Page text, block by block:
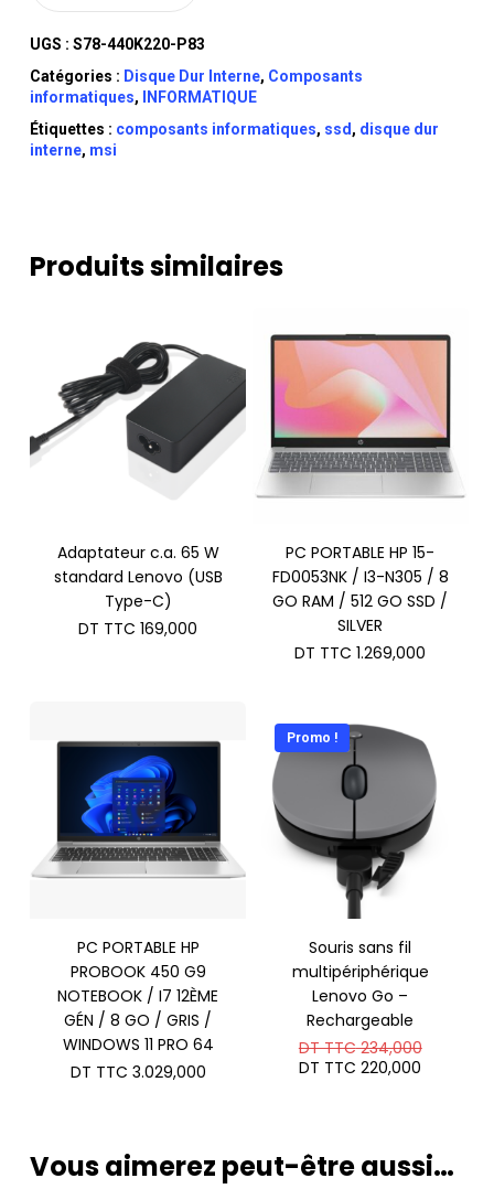
UGS : S78-440K220-P83
Catégories : Disque Dur Interne, Composants
informatiques,
INFORMATIQUE
Étiquettes : composants informatiques, ssd , disque dur
interne, msi
Produits similaires
Adaptateur c.a. 65 W
standard Lenovo (USB
Type-C)
DT TTC 169,000
PC PORTABLE HP 15-
FD0053NK / I3-N305 / 8
GO RAM / 512 GO SSD /
SILVER
DT TTC 1.269,000
PC PORTABLE HP
PROBOOK 450 G9
NOTEBOOK / I7 12ÈME
GÉN / 8 GO / GRIS /
WINDOWS 11 PRO 64
DT TTC 3.029,000
Promo !
Souris sans fil
multipériphérique
Lenovo Go –
Rechargeable
DT TTC234,000Le
DT TTC 220,000
TTC
Vous aimerez peut-être aussi…